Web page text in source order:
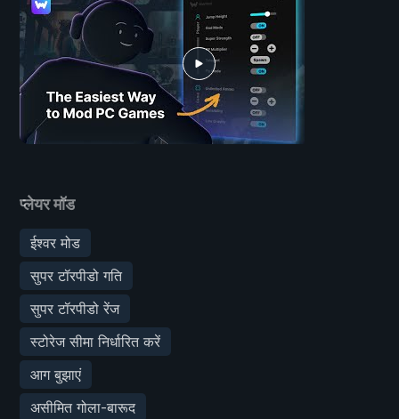
प्लेयर मॉड
ईश्वर मोड
सुपर टॉरपीडो गति
सुपर टॉरपीडो रेंज
स्टोरेज सीमा निर्धारित करें
आग बुझाएं
असीमित गोला-बारूद